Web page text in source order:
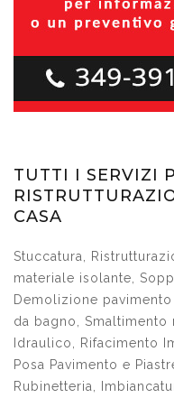
TUTTI I SERVIZI
CASA
Stuccatura,
materiale isolante,
Demolizione
da bagno, Smaltimento
Idraulico, Rifacimento
Posa Pavimento e
Rubinetteria,